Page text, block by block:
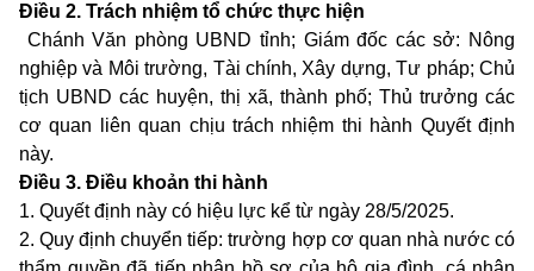
Điều 2. Trách nhiệm tổ chức thực hiện
Chánh Văn phòng UBND tỉnh; Giám đốc cácsở: Nông
nghiệp và Môi trường, Tài chính, Xây dựng, Tư pháp; Chủ
tịch UBND các huyện, thị xã, thành phố; Thủ trưởng các
cơ quan liên quan chịu trách nhiệm thi hành Quyết định
này.
Điều 3. Điều khoản thi hành
1. Quyết định này có hiệu lực kể từ ngày 28/5/2025.
2. Quy định chuyển tiếp:trường hợp cơ quan nhà nước có